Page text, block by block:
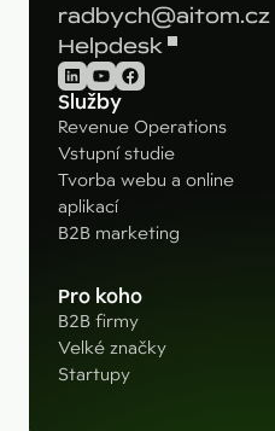
radbych@aitom.cz
Helpdesk
LinkedIn
YouTube
Facebook
Služby
Revenue Operations
Vstupní studie
Tvorba webu a online
aplikací
B2B marketing
Pro koho
B2B firmy
Velké značky
Startupy